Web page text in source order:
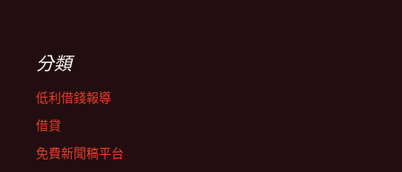
分類
低利借錢報導
借貸
免費新聞稿平台